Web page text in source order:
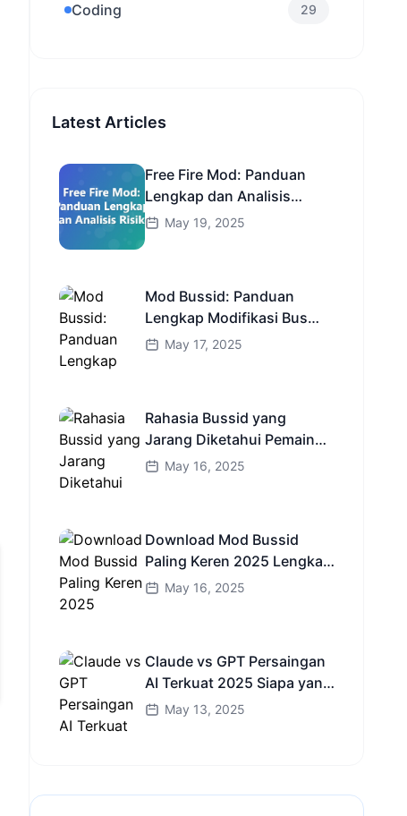
Coding 29
Latest Articles
Free Fire Mod: Panduan
Lengkap dan Analisis
RisikoMay 19, 2025
Mod Bussid: Panduan
Lengkap Modifikasi Bus
Simulator Indonesia
May 17, 2025
Rahasia Bussid yang
Jarang Diketahui Pemain
Baru Kamu Wajib Coba!
May 16, 2025
Download Mod Bussid
Paling Keren 2025 Lengkap
Mobil Bus dan Truk HD
May 16, 2025
Claude vs GPT Persaingan
AI Terkuat 2025 Siapa yang
Lebih Cerdas?
May 13, 2025